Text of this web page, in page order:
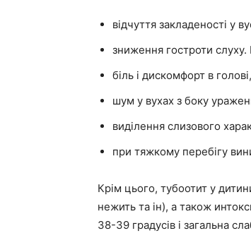
відчуття закладеності у
зниження гостроти
біль і дискомфорт в
шум у вухах з боку
виділення слизового
при тяжкому перебігу
Крім цього, тубоотит у
нежить та ін), а також
38-39 градусів і загальна